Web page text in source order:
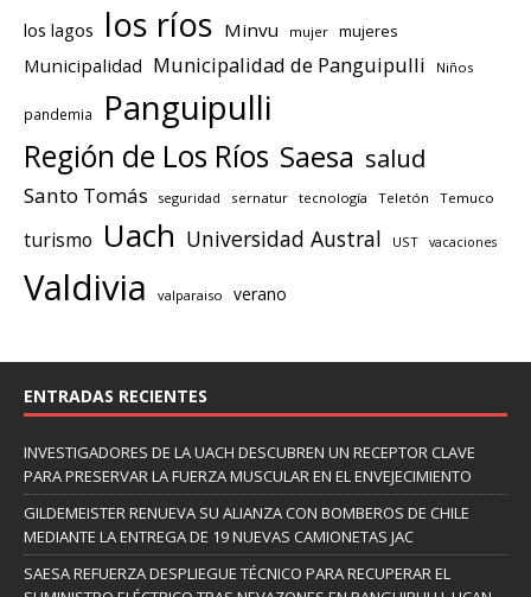
los lagos los ríos Minvu mujer mujeres
Municipalidad Municipalidad de Panguipulli Niños
pandemia Panguipulli
Región de Los Ríos Saesa salud
Santo Tomás seguridad sernatur tecnología Teletón Temuco
turismo Uach Universidad Austral UST vacaciones
Valdivia valparaiso verano
ENTRADAS RECIENTES
INVESTIGADORES DE LA UACH DESCUBREN UN RECEPTOR CLAVE
PARA PRESERVAR LA FUERZA MUSCULAR EN EL ENVEJECIMIENTO
GILDEMEISTER RENUEVA SU ALIANZA CON BOMBEROS DE CHILE
MEDIANTE LA ENTREGA DE 19 NUEVAS CAMIONETAS JAC
SAESA REFUERZA DESPLIEGUE TÉCNICO PARA RECUPERAR EL